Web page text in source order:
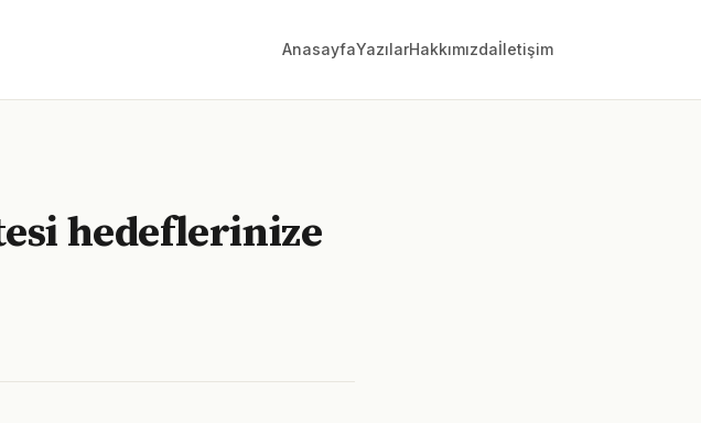
AnasayfaYazılarHakkımızdaİletişim
hedeflerinize